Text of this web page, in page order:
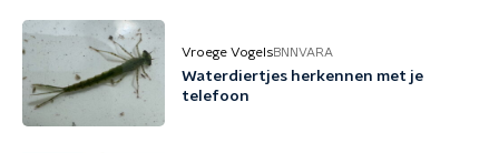
Vroege VogelsBNNVARA
Waterdiertjes herkennen met je
telefoon